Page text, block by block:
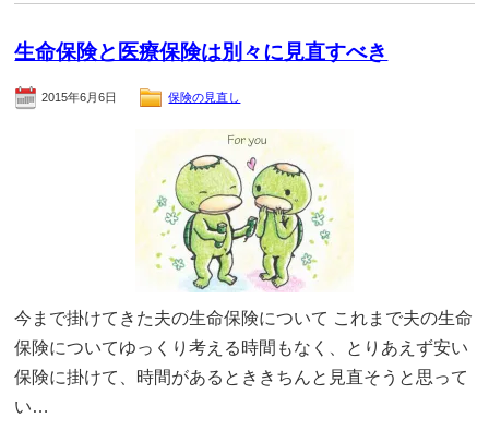
生命保険と医療保険は別々に見直すべき
2015年6月6日 保険の見直し
今まで掛けてきた夫の生命保険について これまで夫の生命
保険についてゆっくり考える時間もなく、とりあえず安い
保険に掛けて、時間があるとききちんと見直そうと思って
い…